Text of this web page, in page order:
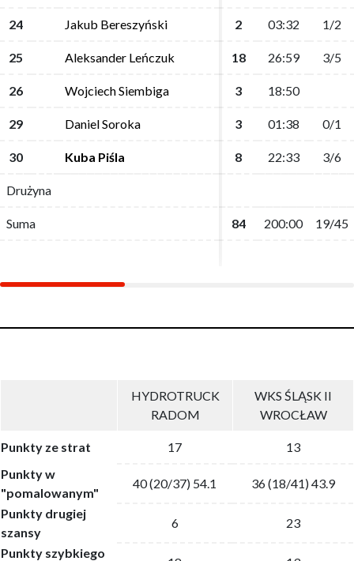
24 Jakub Bereszyński 2 03:32 1/2
25 Aleksander Leńczuk 18 26:59 3/5
26 Wojciech Siembiga 3 18:50
29 Daniel Soroka 3 01:38 0/1
30 Kuba Piśla 8 22:33 3/6
Drużyna
Suma 84 200:00 19/45
24 Jakub Bereszyński 2 03:32 1/2
25 Aleksander Leńczuk 18 26:59 3/5
26 Wojciech Siembiga 3 18:50
29 Daniel Soroka 3 01:38 0/1
30 Kuba Piśla 8 22:33 3/6
Drużyna
Suma 84 200:00 19/45
HYDROTRUCK
RADOM
WKS ŚLĄSK II
WROCŁAW
Punkty ze strat 17
13
Punkty w
"pomalowanym"
40 (20/37) 54.1
36 (18/41) 43.9
Punkty drugiej
szansy
6
23
Punkty szybkiego